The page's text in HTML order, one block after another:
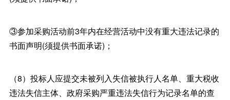
③参加采购活动前3年内在经营活动中没有重大违法记录的
书面声明(须提供书面承诺)；
（8）投标人应提交未被列入失信被执行人名单、重大税收
违法失信主体、政府采购严重违法失信行为记录名单的查